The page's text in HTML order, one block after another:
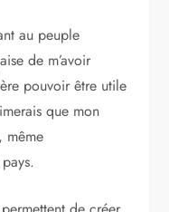
au peuple
de m’avoir
pouvoir être utile
que mon
même